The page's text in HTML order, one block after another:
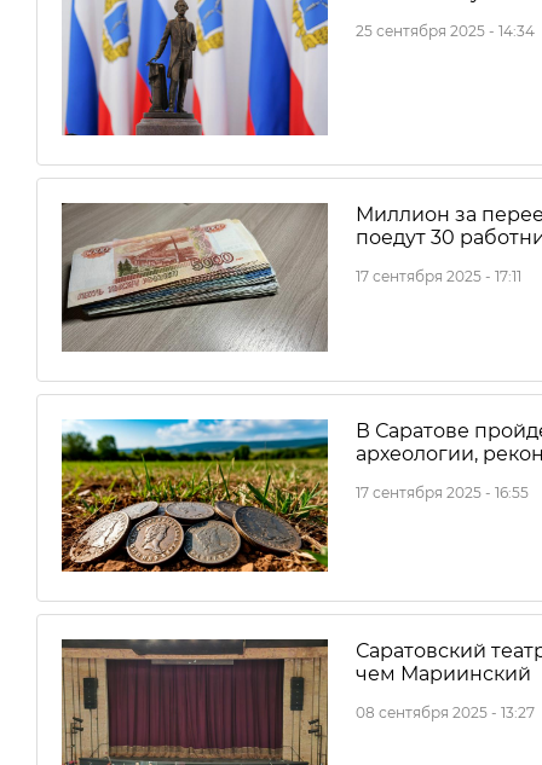
25 сентября 2025 - 14:34
Миллион за
поедут 30
17 сентября 2025 - 17:11
В Саратове
археологии,
17 сентября 2025 - 16:55
Саратовский
чем Мариинский
08 сентября 2025 - 13:27